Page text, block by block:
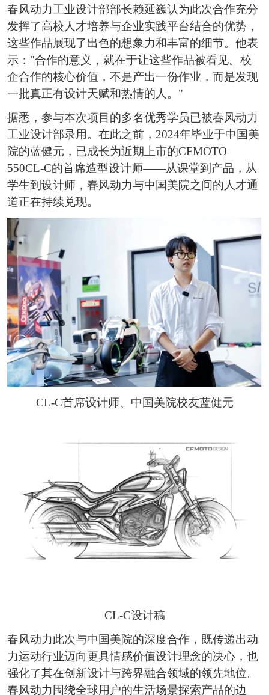
春风动力工业设计部部长赖延巍认为此次合作充分
发挥了高校人才培养与企业实践平台结合的优势，
这些作品展现了出色的想象力和丰富的细节。他表
示："合作的意义，就在于让这些作品被看见。校
企合作的核心价值，不是产出一份作业，而是发现
一批真正有设计天赋和热情的人。"
据悉，参与本次项目的多名优秀学员已被春风动力
工业设计部录用。在此之前，2024年毕业于中国美
院的蓝健元，已成长为近期上市的CFMOTO
550CL-C的首席造型设计师——从课堂到产品，从
学生到设计师，春风动力与中国美院之间的人才通
道正在持续兑现。
CL-C首席设计师、中国美院校友蓝健元
CL-C设计稿
春风动力此次与中国美院的深度合作，既传递出动
力运动行业迈向更具情感价值设计理念的决心，也
强化了其在创新设计与跨界融合领域的领先地位。
春风动力围绕全球用户的生活场景探索产品的边